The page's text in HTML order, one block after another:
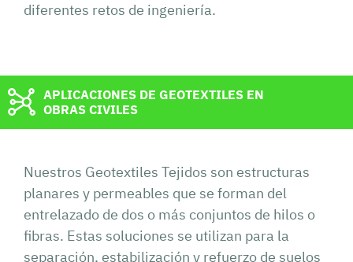
diferentes retos de ingeniería.
APLICACIONES DE GEOTEXTILES EN
OBRAS CIVILES
Nuestros Geotextiles Tejidos son estructuras
planares y permeables que se forman del
entrelazado de dos o más conjuntos de hilos o
fibras. Estas soluciones se utilizan para la
separación, estabilización y refuerzo de suelos